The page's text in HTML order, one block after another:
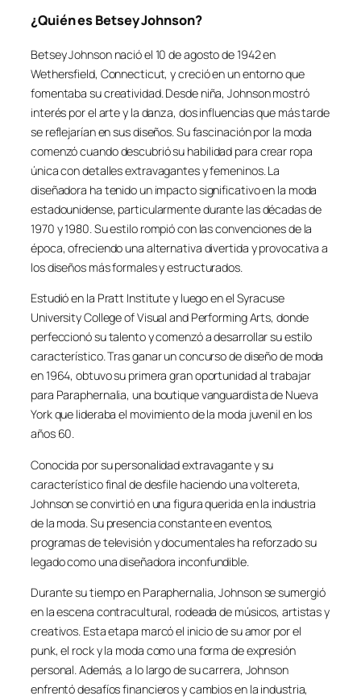
¿Quién es Betsey Johnson?
Betsey Johnson nació el 10 de agosto de 1942 en
Wethersfield, Connecticut, y creció en un entorno que
fomentaba su creatividad. Desde niña, Johnson mostró
interés por el arte y la danza, dos influencias que más tarde
se reflejarían en sus diseños. Su fascinación por la moda
comenzó cuando descubrió su habilidad para crear ropa
única con detalles extravagantes y femeninos. La
diseñadora ha tenido un impacto significativo en la moda
estadounidense, particularmente durante las décadas de
1970 y 1980. Su estilo rompió con las convenciones de la
época, ofreciendo una alternativa divertida y provocativa a
los diseños más formales y estructurados.
Estudió en la Pratt Institute y luego en el Syracuse
University College of Visual and Performing Arts, donde
perfeccionó su talento y comenzó a desarrollar su estilo
característico. Tras ganar un concurso de diseño de moda
en 1964, obtuvo su primera gran oportunidad al trabajar
para Paraphernalia, una boutique vanguardista de Nueva
York que lideraba el movimiento de la moda juvenil en los
años 60.
Conocida por su personalidad extravagante y su
característico final de desfile haciendo una voltereta,
Johnson se convirtió en una figura querida en la industria
de la moda. Su presencia constante en eventos,
programas de televisión y documentales ha reforzado su
legado como una diseñadora inconfundible.
Durante su tiempo en Paraphernalia, Johnson se sumergió
en la escena contracultural, rodeada de músicos, artistas y
creativos. Esta etapa marcó el inicio de su amor por el
punk, el rock y la moda como una forma de expresión
personal. Además, a lo largo de su carrera, Johnson
enfrentó desafíos financieros y cambios en la industria,